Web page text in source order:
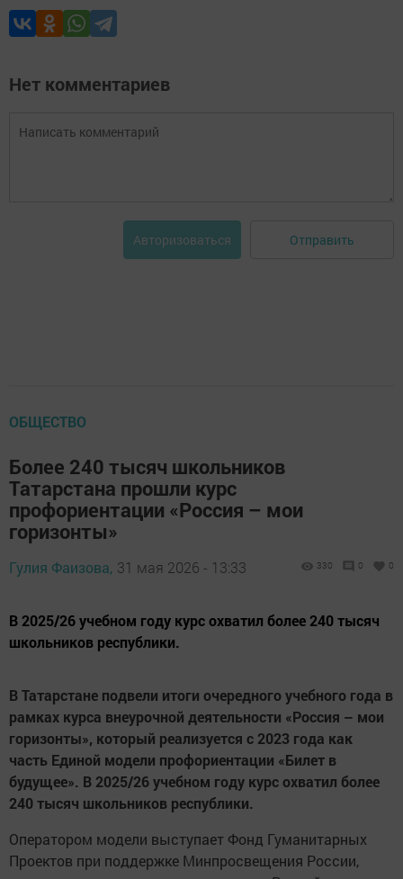
Нет комментариев
Авторизоваться Отправить
ОБЩЕСТВО
Более 240 тысяч школьников
Татарстана прошли курс
профориентации «Россия – мои
горизонты»
Гулия Фаизова, 31 мая 2026 - 13:33 330 0 0
В 2025/26 учебном году курс охватил более 240 тысяч
школьников республики.
В Татарстане подвели итоги очередного учебного года в
рамках курса внеурочной деятельности «Россия – мои
горизонты», который реализуется с 2023 года как
часть Единой модели профориентации «Билет в
будущее». В 2025/26 учебном году курс охватил более
240 тысяч школьников республики.
Оператором модели выступает Фонд Гуманитарных
Проектов при поддержке Минпросвещения России,